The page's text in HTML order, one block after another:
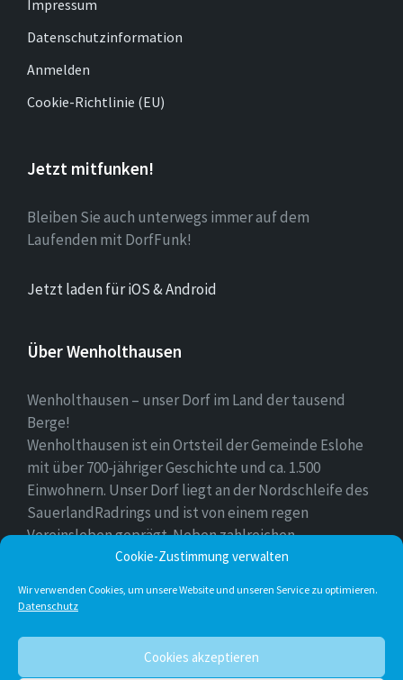
Cookie-Zustimmung verwalten
Wir verwenden Cookies, um unsere Website und unseren Service zu optimieren.
Datenschutz
Cookies akzeptieren
Impressum
Datenschutzinformation
Anmelden
Cookie-Richtlinie (EU)
Jetzt mitfunken!
Bleiben Sie auch unterwegs immer auf dem
Laufenden mit DorfFunk!
Jetzt laden für iOS & Android
Über Wenholthausen
Wenholthausen – unser Dorf im Land der tausend
Berge!
Wenholthausen ist ein Ortsteil der Gemeinde Eslohe
mit über 700-jähriger Geschichte und ca. 1.500
Einwohnern. Unser Dorf liegt an der Nordschleife des
SauerlandRadrings und ist von einem regen
Vereinsleben geprägt. Neben zahlreichen
Freizeitmöglichkeiten ist unser Ort für sein
Facebook Twitter